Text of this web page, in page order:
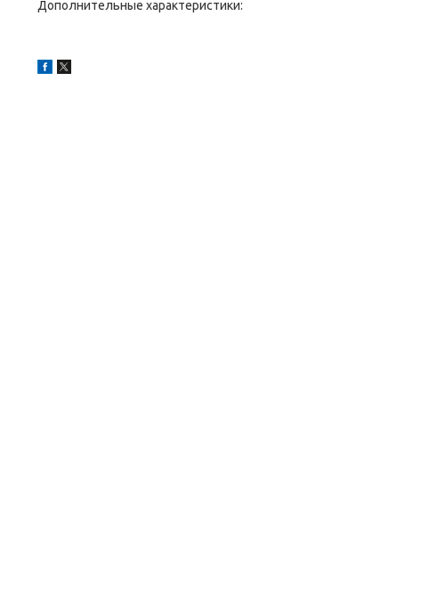
Дополнительные характеристики: